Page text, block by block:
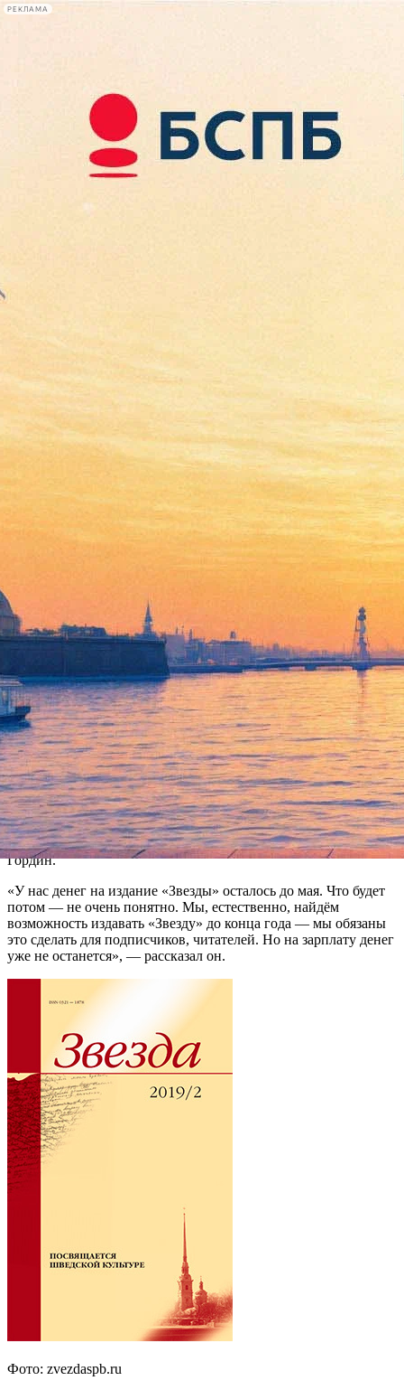
РЕКЛАМА
Сегодня:
2026.08.07
08:09
Афиша Plus
В Петербурге в год своего
юбилея может закрыться
журнал «Звезда». Он печатал
Ахматову, Зощенко,
Довлатова, Бродского,
Солженицына
15 марта 2019,11:55 Версия для печати
Легендарный ленинградский и петербургский толстый
журнал «Звезда», печатавший Анну Ахматову, Михаила
Зощенко, Бориса Пастернака, Иосифа Бродского, Сергея
Довлатова, Александра Солженицына и многих других
поэтов и прозаиков, может закрыться в год своего 95-летия.
Об этом «Фонтанке» сообщил соредактор «Звезды» Яков
Гордин.
«У нас денег на издание «Звезды» осталось до мая. Что будет
потом — не очень понятно. Мы, естественно, найдём
возможность издавать «Звезду» до конца года — мы обязаны
это сделать для подписчиков, читателей. Но на зарплату денег
уже не останется», — рассказал он.
Фото: zvezdaspb.ru